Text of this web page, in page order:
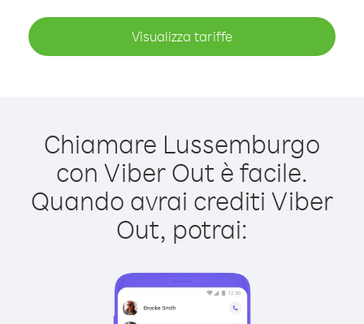
Visualizza tariffe
Chiamare Lussemburgo
con Viber Out è facile.
Quando avrai crediti Viber
Out, potrai: